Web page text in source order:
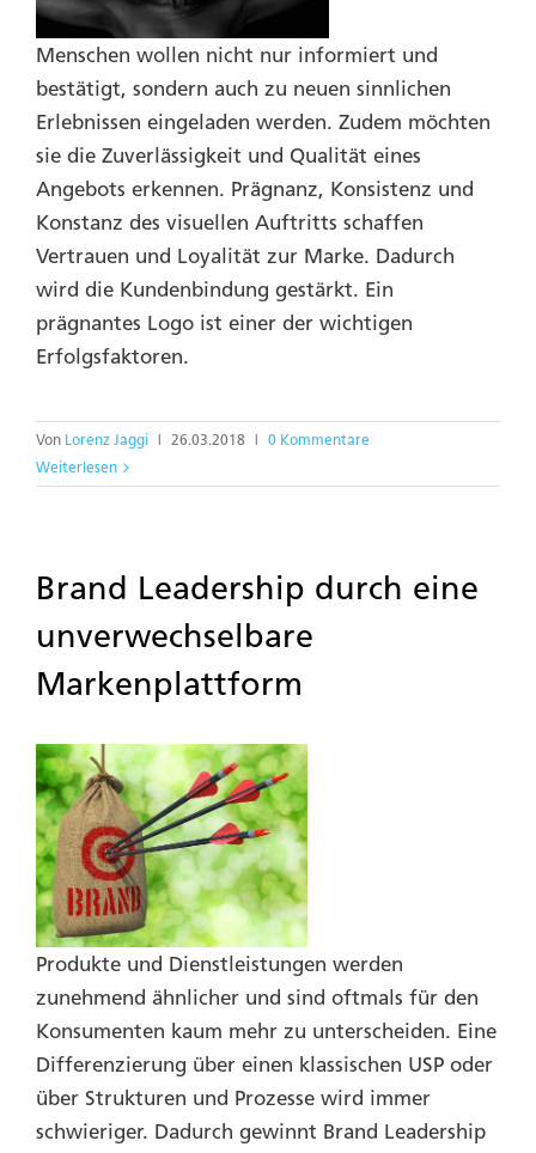
Menschen wollen nicht nur informiert und
bestätigt, sondern auch zu neuen sinnlichen
Erlebnissen eingeladen werden. Zudem möchten
sie die Zuverlässigkeit und Qualität eines
Angebots erkennen. Prägnanz, Konsistenz und
Konstanz des visuellen Auftritts schaffen
Vertrauen und Loyalität zur Marke. Dadurch
wird die Kundenbindung gestärkt. Ein
prägnantes Logo ist einer der wichtigen
Erfolgsfaktoren.
Von Lorenz Jaggi 26.03.2018
0 Kommentare
Weiterlesen
Brand Leadership durch eine
unverwechselbare
Markenplattform
Produkte und Dienstleistungen werden
zunehmend ähnlicher und sind oftmals für den
Konsumenten kaum mehr zu unterscheiden. Eine
Differenzierung über einen klassischen USP oder
über Strukturen und Prozesse wird immer
schwieriger. Dadurch gewinnt Brand Leadership